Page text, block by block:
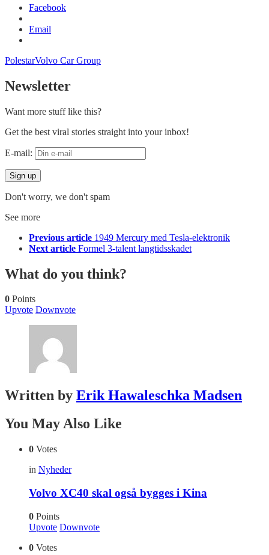
Facebook
Email
PolestarVolvo Car Group
Newsletter
Want more stuff like this?
Get the best viral stories straight into your inbox!
E-mail:
Don't worry, we don't spam
See more
Previous article 1949 Mercury med Tesla-elektronik
Next article Formel 3-talent langtidsskadet
What do you think?
0 Points
Upvote Downvote
Written by Erik Hawaleschka Madsen
You May Also Like
0 Votes
in Nyheder
Volvo XC40 skal også bygges i Kina
0 Points
Upvote Downvote
0 Votes